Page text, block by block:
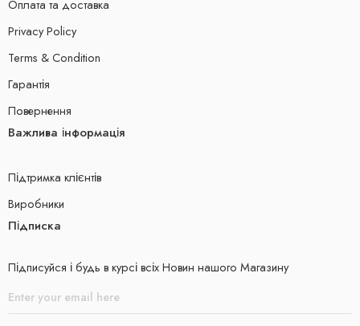
Оплата та доставка
Privacy Policy
Terms & Condition
Гарантія
Повернення
Важлива інформація
Підтримка клієнтів
Виробники
Підписка
Підписуйся і будь в курсі всіх Новин нашого Магазину